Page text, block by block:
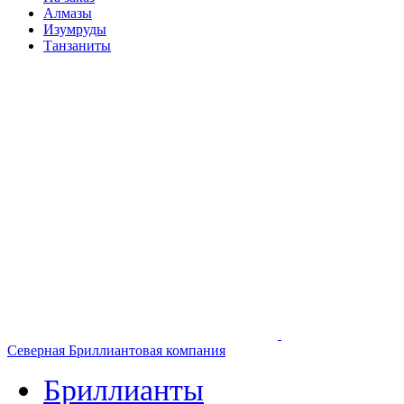
Алмазы
Изумруды
Танзаниты
Северная Бриллиантовая компания
Бриллианты